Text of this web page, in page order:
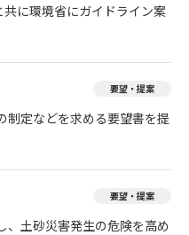
に環境省にガイドライン案
要望・提案
制定などを求める要望書を提
要望・提案
、土砂災害発生の危険を高め